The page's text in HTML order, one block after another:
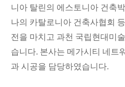
니아 탈린의 에스토니아 건축
나의 카탈로니아 건축사협회
전을 마치고 과천 국립현대미
습니다. 본사는 메가시티 네트
과 시공을 담당하였습니다.